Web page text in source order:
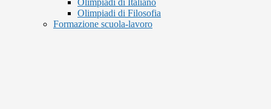
Olimpiadi di Italiano
Olimpiadi di Filosofia
Formazione scuola-lavoro